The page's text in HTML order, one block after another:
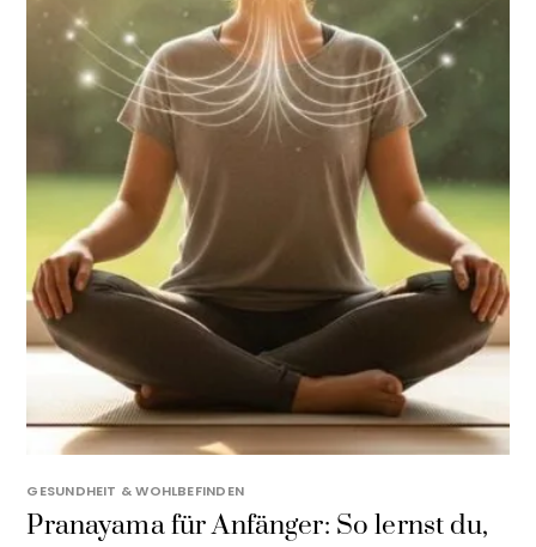
GESUNDHEIT & WOHLBEFINDEN
Pranayama für Anfänger: So lernst du,